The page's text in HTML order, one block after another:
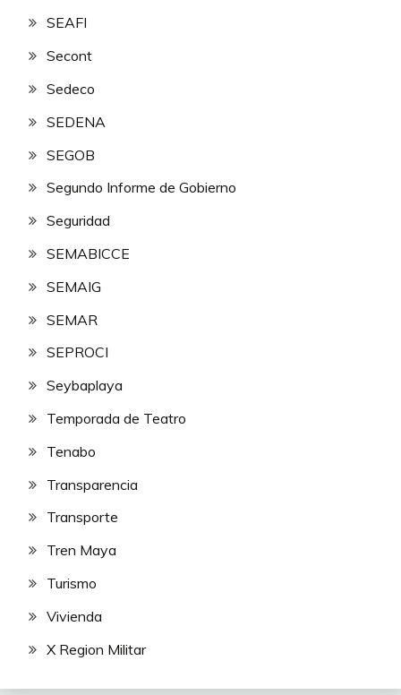
SEAFI
Secont
Sedeco
SEDENA
SEGOB
Segundo Informe de Gobierno
Seguridad
SEMABICCE
SEMAIG
SEMAR
SEPROCI
Seybaplaya
Temporada de Teatro
Tenabo
Transparencia
Transporte
Tren Maya
Turismo
Vivienda
X Region Militar